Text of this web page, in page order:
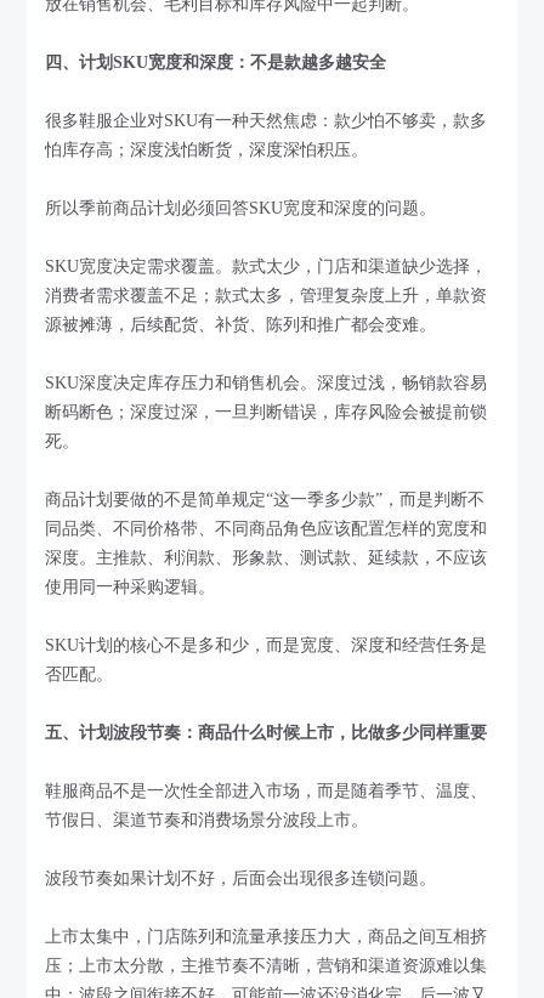
放在销售机会、毛利目标和库存风险中一起判断。
四、计划SKU宽度和深度：不是款越多越安全
很多鞋服企业对SKU有一种天然焦虑：款少怕不够卖，款多
怕库存高；深度浅怕断货，深度深怕积压。
所以季前商品计划必须回答SKU宽度和深度的问题。
SKU宽度决定需求覆盖。款式太少，门店和渠道缺少选择，
消费者需求覆盖不足；款式太多，管理复杂度上升，单款资
源被摊薄，后续配货、补货、陈列和推广都会变难。
SKU深度决定库存压力和销售机会。深度过浅，畅销款容易
断码断色；深度过深，一旦判断错误，库存风险会被提前锁
死。
商品计划要做的不是简单规定“这一季多少款”，而是判断不
同品类、不同价格带、不同商品角色应该配置怎样的宽度和
深度。主推款、利润款、形象款、测试款、延续款，不应该
使用同一种采购逻辑。
SKU计划的核心不是多和少，而是宽度、深度和经营任务是
否匹配。
五、计划波段节奏：商品什么时候上市，比做多少同样重要
鞋服商品不是一次性全部进入市场，而是随着季节、温度、
节假日、渠道节奏和消费场景分波段上市。
波段节奏如果计划不好，后面会出现很多连锁问题。
上市太集中，门店陈列和流量承接压力大，商品之间互相挤
压；上市太分散，主推节奏不清晰，营销和渠道资源难以集